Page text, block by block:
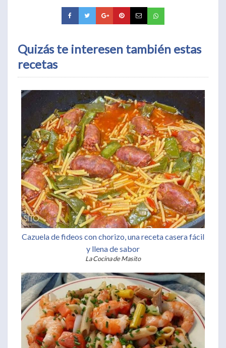
Quizás te interesen también estas
recetas
Cazuela de fideos con chorizo, una receta casera fácil
y llena de sabor
La Cocina de Masito